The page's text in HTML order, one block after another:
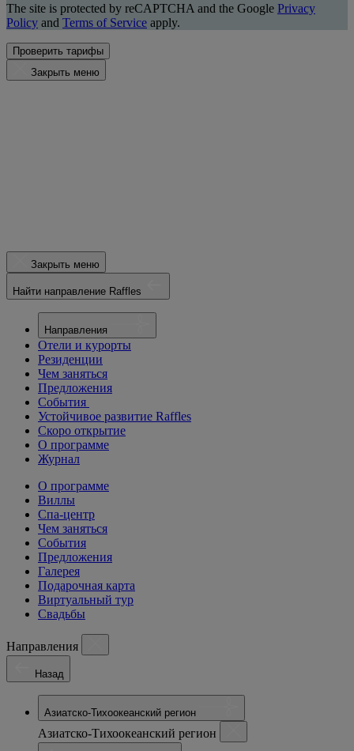
The site is protected by reCAPTCHA and the Google Privacy
Policy and Terms of Service apply.
Проверить тарифы
Закрыть меню
Закрыть меню
Найти направление Raffles
Направления
Отели и курорты
Резиденции
Чем заняться
Предложения
События
Устойчивое развитие Raffles
Скоро открытие
О программе
Журнал
О программе
Виллы
Спа-центр
Чем заняться
События
Предложения
Галерея
Подарочная карта
Виртуальный тур
Свадьбы
Направления
Назад
Азиатско-Тихоокеанский регион
Азиатско-Тихоокеанский регион